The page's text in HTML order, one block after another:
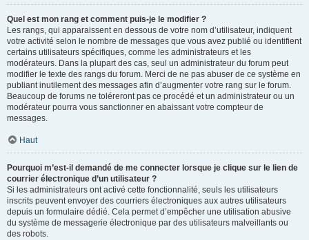
Quel est mon rang et comment puis-je le modifier ?
Les rangs, qui apparaissent en dessous de votre nom d’utilisateur, indiquent
votre activité selon le nombre de messages que vous avez publié ou identifient
certains utilisateurs spécifiques, comme les administrateurs et les
modérateurs. Dans la plupart des cas, seul un administrateur du forum peut
modifier le texte des rangs du forum. Merci de ne pas abuser de ce système en
publiant inutilement des messages afin d’augmenter votre rang sur le forum.
Beaucoup de forums ne toléreront pas ce procédé et un administrateur ou un
modérateur pourra vous sanctionner en abaissant votre compteur de
messages.
Haut
Pourquoi m’est-il demandé de me connecter lorsque je clique sur le lien de
courrier électronique d’un utilisateur ?
Si les administrateurs ont activé cette fonctionnalité, seuls les utilisateurs
inscrits peuvent envoyer des courriers électroniques aux autres utilisateurs
depuis un formulaire dédié. Cela permet d’empêcher une utilisation abusive
du système de messagerie électronique par des utilisateurs malveillants ou
des robots.